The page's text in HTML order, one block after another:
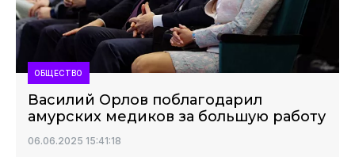
ОБЩЕСТВО
Василий Орлов поблагодарил
амурских медиков за большую работу
06.06.2025 15:41:18